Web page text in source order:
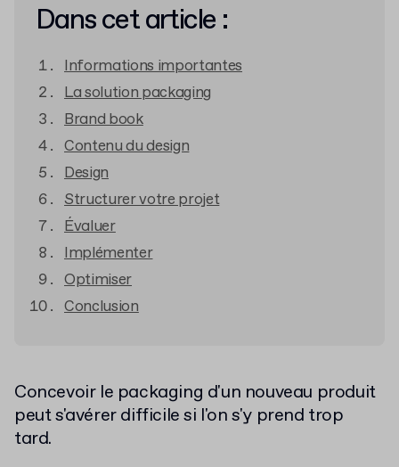
Dans cet article :
Informations importantes
La solution packaging
Brand book
Contenu du design
Design
Structurer votre projet
Évaluer
Implémenter
Optimiser
Conclusion
Concevoir le packaging d'un nouveau produit
peut s'avérer difficile si l'on s'y prend trop
tard.